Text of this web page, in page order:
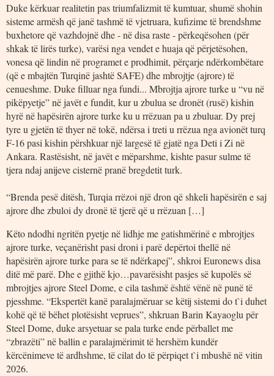
Duke kërkuar realitetin pas triumfalizmit të kumtuar, shumë shohin
sisteme armësh që janë tashmë të vjetruara, kufizime të brendshme
buxhetore që vazhdojnë dhe - në disa raste - përkeqësohen (për
shkak të lirës turke), varësi nga vendet e huaja që përjetësohen,
vonesa që lindin në programet e prodhimit, përçarje ndërkombëtare
(që e mbajtën Turqinë jashtë SAFE) dhe mbrojtje (ajrore) të
cenueshme. Duke filluar nga fundi... Mbrojtja ajrore turke u “vu në
pikëpyetje” në javët e fundit, kur u zbulua se dronët (rusë) kishin
hyrë në hapësirën ajrore turke ku u rrëzuan pa u zbuluar. Dy prej
tyre u gjetën të thyer në tokë, ndërsa i treti u rrëzua nga avionët turq
F-16 pasi kishin përshkuar një largesë të gjatë nga Deti i Zi në
Ankara. Rastësisht, në javët e mëparshme, kishte pasur sulme të
tjera ndaj anijeve cisternë pranë bregdetit turk.
“Brenda pesë ditësh, Turqia rrëzoi një dron që shkeli hapësirën e saj
ajrore dhe zbuloi dy dronë të tjerë që u rrëzuan […]
Këto ndodhi ngritën pyetje në lidhje me gatishmërinë e mbrojtjes
ajrore turke, veçanërisht pasi droni i parë depërtoi thellë në
hapësirën ajrore turke para se të ndërkapej”, shkroi Euronews disa
ditë më parë. Dhe e gjithë kjo…pavarësisht pasjes së kupolës së
mbrojtjes ajrore Steel Dome, e cila tashmë është vënë në punë të
pjesshme. “Ekspertët kanë paralajmëruar se këtij sistemi do t`i duhet
kohë që të bëhet plotësisht veprues”, shkruan Barin Kayaoglu për
Steel Dome, duke arsyetuar se pala turke ende përballet me
“zbrazëti” në ballin e paralajmërimit të hershëm kundër
kërcënimeve të ardhshme, të cilat do të përpiqet t`i mbushë në vitin
2026.